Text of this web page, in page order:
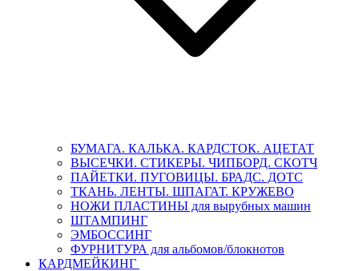
БУМАГА. КАЛЬКА. КАРДСТОК. АЦЕТАТ
ВЫСЕЧКИ. СТИКЕРЫ. ЧИПБОРД. СКОТЧ
ПАЙЕТКИ. ПУГОВИЦЫ. БРАДС. ДОТС
ТКАНЬ. ЛЕНТЫ. ШПАГАТ. КРУЖЕВО
НОЖИ ПЛАСТИНЫ для вырубных машин
ШТАМПИНГ
ЭМБОССИНГ
ФУРНИТУРА для альбомов/блокнотов
КАРДМЕЙКИНГ